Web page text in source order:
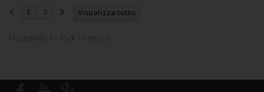
Visualizza tutto
1 2
Mostrando 1 - 15 di 19 articoli